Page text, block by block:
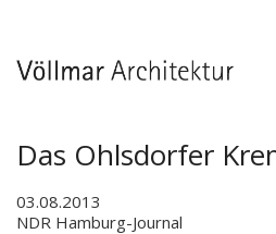
Das Ohlsdorfer
03.08.2013
NDR Hamburg-Journal